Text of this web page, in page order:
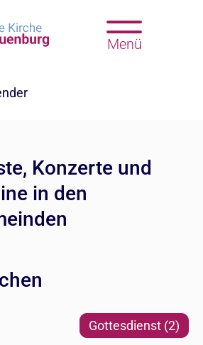
Menü
Konzerte und
in den
Gottesdienst (2)